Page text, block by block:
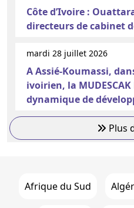
Côte d’Ivoire :
directeurs de cabinet
mardi 28 juillet 2026
A Assié-Koumassi,
ivoirien, la
dynamique de
Plus
Afrique du Sud